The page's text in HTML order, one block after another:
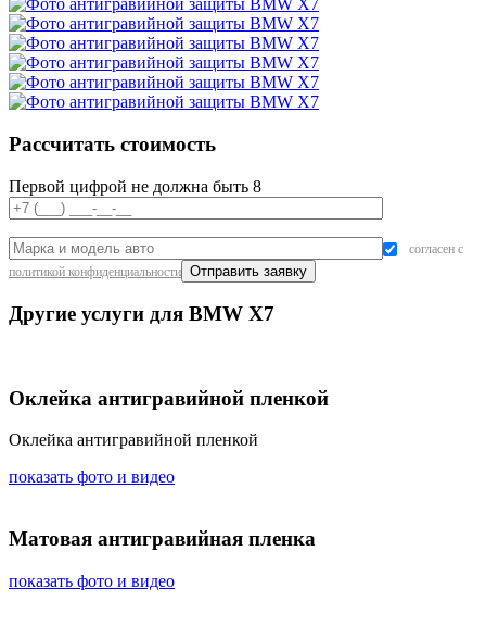
Рассчитать стоимость
Первой цифрой не должна быть 8
согласен с
политикой конфиденциальности
Другие услуги для BMW X7
Оклейка антигравийной пленкой
Оклейка антигравийной пленкой
показать фото и видео
Матовая антигравийная пленка
показать фото и видео